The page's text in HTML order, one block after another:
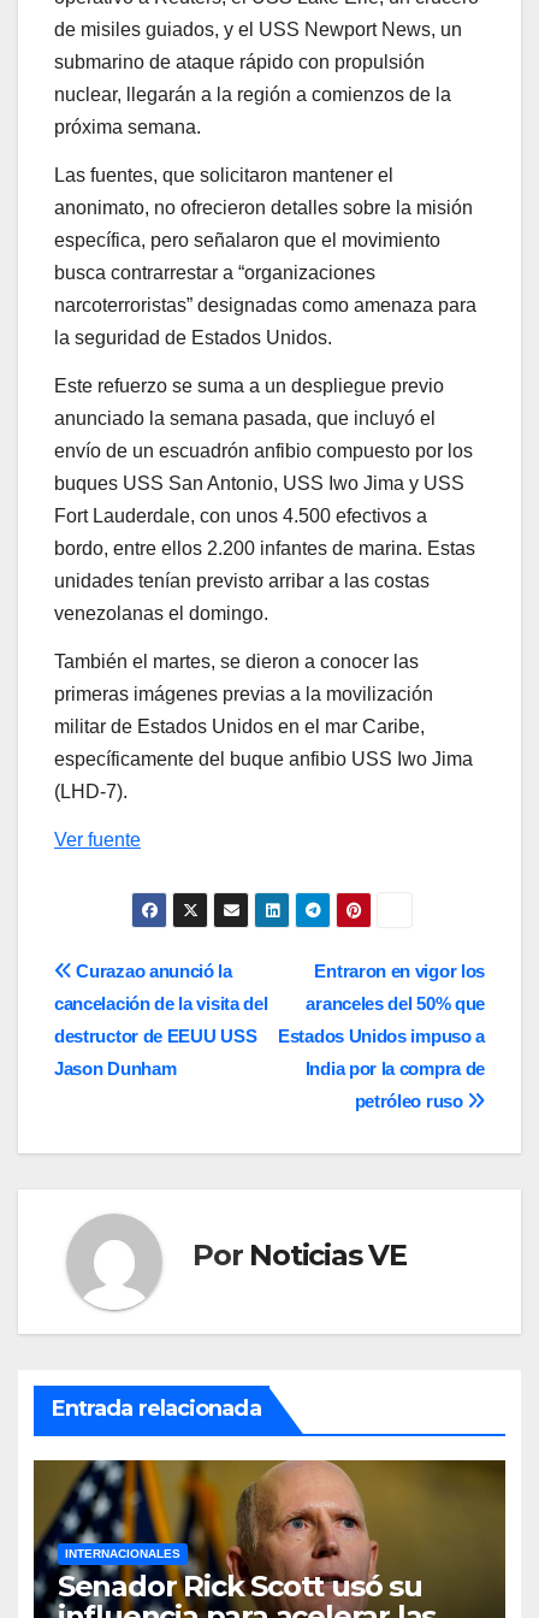
de misiles guiados, y el USS Newport News, un
submarino de ataque rápido con propulsión
nuclear, llegarán a la región a comienzos de la
próxima semana.
Las fuentes, que solicitaron mantener el
anonimato, no ofrecieron detalles sobre la misión
específica, pero señalaron que el movimiento
busca contrarrestar a “organizaciones
narcoterroristas” designadas como amenaza para
la seguridad de Estados Unidos.
Este refuerzo se suma a un despliegue previo
anunciado la semana pasada, que incluyó el
envío de un escuadrón anfibio compuesto por los
buques USS San Antonio, USS Iwo Jima y USS
Fort Lauderdale, con unos 4.500 efectivos a
bordo, entre ellos 2.200 infantes de marina. Estas
unidades tenían previsto arribar a las costas
venezolanas el domingo.
También el martes, se dieron a conocer las
primeras imágenes previas a la movilización
militar de Estados Unidos en el mar Caribe,
específicamente del buque anfibio USS Iwo Jima
(LHD-7).
Ver fuente
Navegación
de
entradas
Entraron en vigor los
aranceles del 50% que
Estados Unidos impuso a
India por la compra de
petróleo ruso
Curazao anunció la
cancelación de la visita del
destructor de EEUU USS
Jason Dunham
Por Noticias VE
Entrada relacionada
INTERNACIONALES
Senador Rick Scott usó su